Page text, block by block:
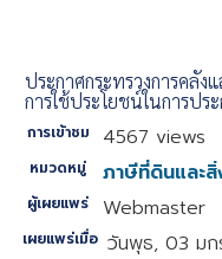
ประกาศกระทรวงการคลัง
การใช้ประโยชน์ในการป
การเข้าชม 4567 views
หมวดหมู่ ภาษีที่ดินและ
ผู้เผยแพร่ Webmaster
เผยแพร่เมื่อ วันพุธ, 03 มก